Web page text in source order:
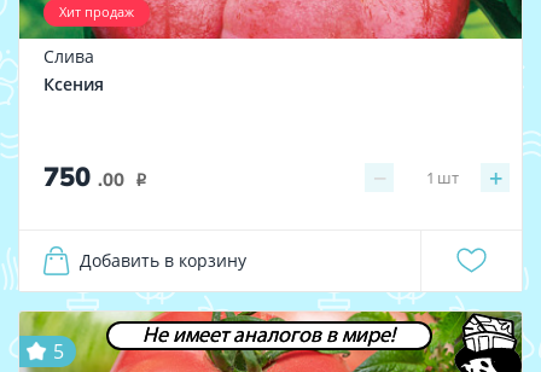
Хит продаж
Слива
Ксения
750 .00 i − +
1 шт
Добавить в корзину
Не имеет аналогов в мире!
5